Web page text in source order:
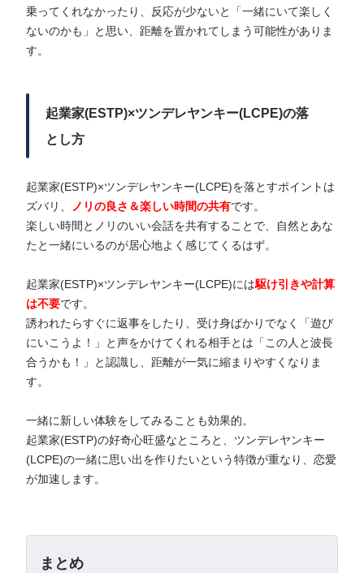
乗ってくれなかったり、反応が少ないと「一緒にいて楽しく
ないのかも」と思い、距離を置かれてしまう可能性がありま
す。
起業家(ESTP)×ツンデレヤンキー(LCPE)の落
とし方
起業家(ESTP)×ツンデレヤンキー(LCPE)を落とすポイントは
ズバリ、
ノリの良さ＆楽しい時間の共有です。
楽しい時間とノリのいい会話を共有することで、自然とあな
たと一緒にいるのが居心地よく感じてくるはず。
起業家(ESTP)×ツンデレヤンキー(LCPE)には駆け引きや計算
は不要です。
誘われたらすぐに返事をしたり、受け身ばかりでなく「遊び
にいこうよ！」と声をかけてくれる相手とは「この人と波長
合うかも！」と認識し、距離が一気に縮まりやすくなりま
す。
一緒に新しい体験をしてみることも効果的。
起業家(ESTP)の好奇心旺盛なところと、ツンデレヤンキー
(LCPE)の一緒に思い出を作りたいという特徴が重なり、恋愛
が加速します。
まとめ